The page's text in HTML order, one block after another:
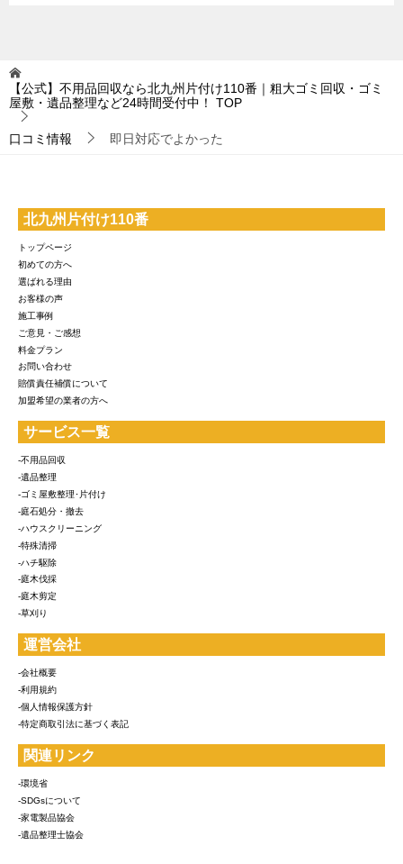
【公式】不用品回収なら北九州片付け110番｜粗大ゴミ回収・ゴミ
屋敷・遺品整理など24時間受付中！
TOP
口コミ情報 即日対応でよかった
北九州片付け110番
トップページ
初めての方へ
選ばれる理由
お客様の声
施工事例
ご意見・ご感想
料金プラン
お問い合わせ
賠償責任補償について
加盟希望の業者の方へ
サービス一覧
-不用品回収
-遺品整理
-ゴミ屋敷整理･片付け
-庭石処分・撤去
-ハウスクリーニング
-特殊清掃
-ハチ駆除
-庭木伐採
-庭木剪定
-草刈り
運営会社
-会社概要
-利用規約
-個人情報保護方針
-特定商取引法に基づく表記
関連リンク
-環境省
-SDGsについて
-家電製品協会
-遺品整理士協会